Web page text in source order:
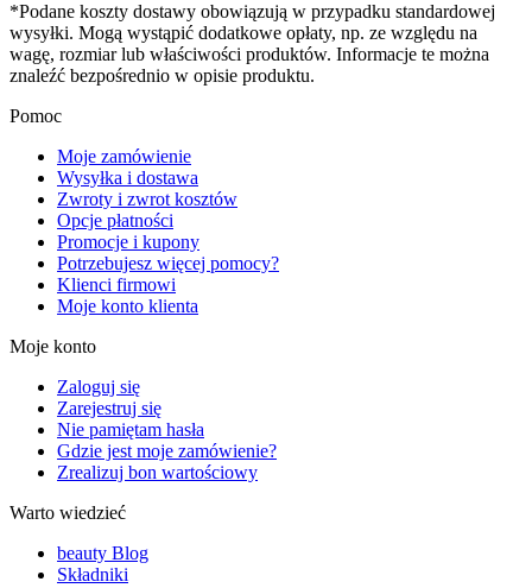
*Podane koszty dostawy obowiązują w przypadku standardowej
wysyłki. Mogą wystąpić dodatkowe opłaty, np. ze względu na
wagę, rozmiar lub właściwości produktów. Informacje te można
znaleźć bezpośrednio w opisie produktu.
Pomoc
Moje zamówienie
Wysyłka i dostawa
Zwroty i zwrot kosztów
Opcje płatności
Promocje i kupony
Potrzebujesz więcej pomocy?
Klienci firmowi
Moje konto klienta
Moje konto
Zaloguj się
Zarejestruj się
Nie pamiętam hasła
Gdzie jest moje zamówienie?
Zrealizuj bon wartościowy
Warto wiedzieć
beauty Blog
Składniki